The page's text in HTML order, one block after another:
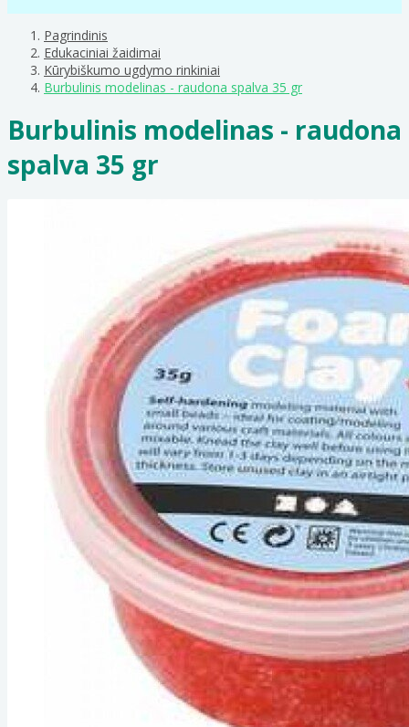
Pagrindinis
Edukaciniai žaidimai
Kūrybiškumo ugdymo rinkiniai
Burbulinis modelinas - raudona spalva 35 gr
Burbulinis modelinas - raudona
spalva 35 gr